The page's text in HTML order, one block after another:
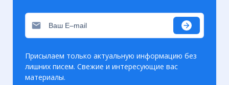
Присылаем только актуальную информацию без
лишних писем. Свежие и интересующие вас
материалы.